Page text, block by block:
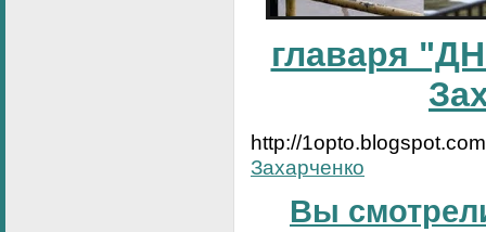
главаря
http://
Захарченко
Вы